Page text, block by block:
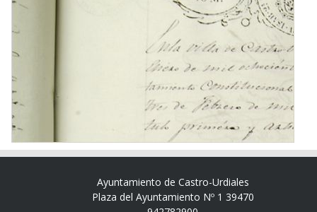
Ayuntamiento de Castro-Urdiales
Plaza del Ayuntamiento Nº 1 39470